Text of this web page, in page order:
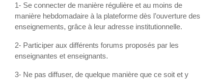
1- Se connecter de manière régulière et au moins de
manière hebdomadaire à la plateforme dès l’ouverture des
enseignements, grâce à leur adresse institutionnelle.
2- Participer aux différents forums proposés par les
enseignantes et enseignants.
3- Ne pas diffuser, de quelque manière que ce soit et y